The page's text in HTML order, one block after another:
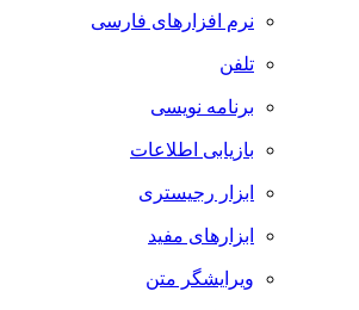
نرم افزارهای فارسی
تلفن
برنامه نویسی
بازیابی اطلاعات
ابزار رجیستری
ابزارهای مفید
ویرایشگر متن